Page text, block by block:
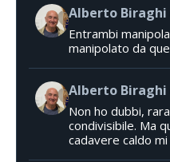
Alberto Biraghi
Entrambi
manipolato da
Alberto Biraghi
Non ho dubbi,
condivisibile. Ma
cadavere caldo